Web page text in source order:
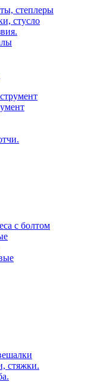
степлеры
стусло
с болтом
стяжки.